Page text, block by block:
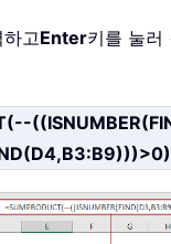
고Enter키를 눌러